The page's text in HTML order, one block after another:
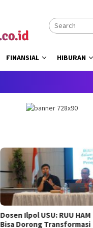
FINANSIAL HIBURAN
RUU
Dosen Ilpol USU: RUU HAM
Bisa Dorong Transformasi